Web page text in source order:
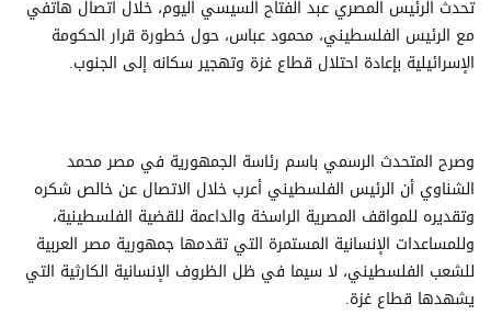
تحدث الرئيس المصري عبد الفتاح السيسي اليوم، خلال اتصال هاتفي
مع الرئيس الفلسطيني، محمود عباس، حول خطورة قرار الحكومة
الإسرائيلية بإعادة احتلال قطاع غزة وتهجير سكانه إلى الجنوب.
وصرح المتحدث الرسمي باسم رئاسة الجمهورية في مصر محمد
الشناوي أن الرئيس الفلسطيني أعرب خلال الاتصال عن خالص شكره
وتقديره للمواقف المصرية الراسخة والداعمة للقضية الفلسطينية،
وللمساعدات الإنسانية المستمرة التي تقدمها جمهورية مصر العربية
للشعب الفلسطيني، لا سيما في ظل الظروف الإنسانية الكارثية التي
يشهدها قطاع غزة.